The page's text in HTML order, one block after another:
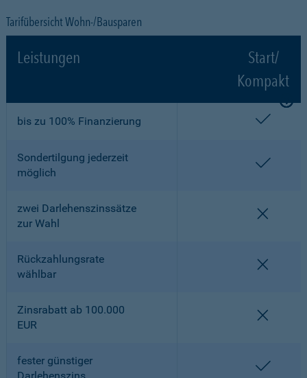
Tarifübersicht Wohn-/Bausparen
Leistungen
Start/
Kompakt
bis zu 100% Finanzierung
Sondertilgung jederzeit
möglich
zwei Darlehenszinssätze
zur Wahl
Rückzahlungsrate
wählbar
Zinsrabatt ab 100.000
EUR
fester günstiger